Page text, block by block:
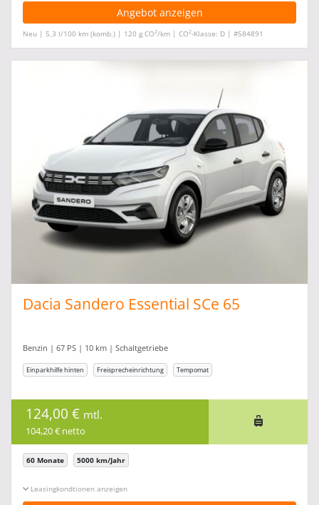
Angebot anzeigen
Neu | 5,3 l/100 km (komb.) | 120 g CO2/km | CO2-Klasse: D | #584891
Dacia Sandero Essential SCe 65
Benzin | 67 PS | 10 km | Schaltgetriebe
Einparkhilfe hinten Freisprecheinrichtung Tempomat
124,00 € mtl.
104,20 € netto
60 Monate 5000 km/Jahr
Leasingkonditionen ein-/ausblenden